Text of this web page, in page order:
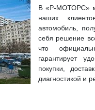
В «Р-МОТОРС»
наших
автомобиль,
себя решение
что
гарантирует
покупки,
диагностикой и